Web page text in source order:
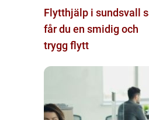
Flytthjälp i sundsvall så
får du en smidig och
trygg flytt